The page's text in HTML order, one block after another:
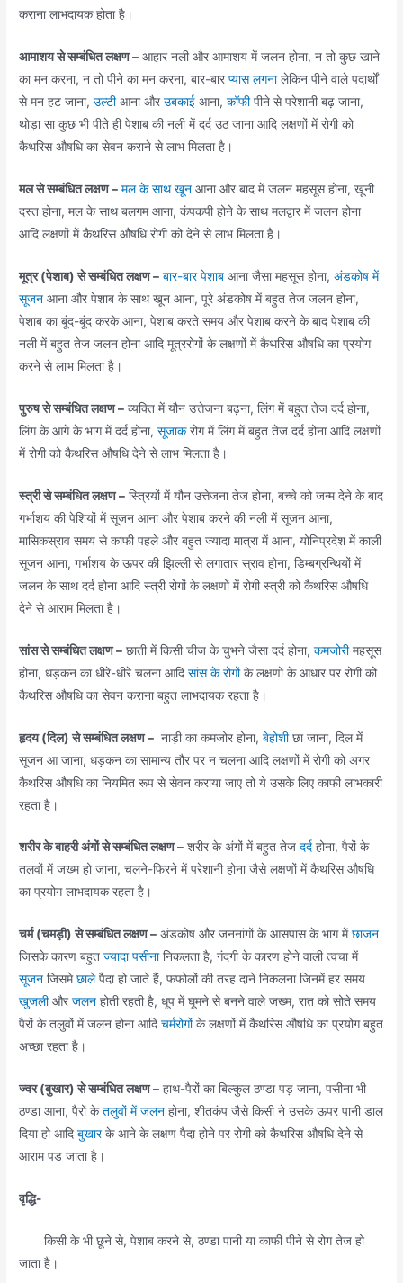
कराना लाभदायक होता है।
आमाशय से सम्बंधित लक्षण – आहार नली और आमाशय में जलन होना, न तो कुछ खाने
का मन करना, न तो पीने का मन करना, बार-बारप्यास लगनालेकिन पीने वाले पदार्थों
से मन हट जाना,उल्टीआना औरउबकाईआना,कॉफीपीने से परेशानी बढ़ जाना,
थोड़ा सा कुछ भी पीते ही पेशाब की नली में दर्द उठ जाना आदि लक्षणों में रोगी को
कैथरिस औषधि का सेवन कराने से लाभ मिलता है।
मल से सम्बंधित लक्षण – मल के साथ खून आना और बाद में जलन महसूस होना, खूनी
दस्त होना, मल के साथ बलगम आना, कंपकपी होने के साथ मलद्वार में जलन होना
आदि लक्षणों में कैथरिस औषधि रोगी को देने से लाभ मिलता है।
मूत्र (पेशाब) से सम्बंधित लक्षण – बार-बार पेशाब आना जैसा महसूस होना,अंडकोष में
सूजनआना और पेशाब के साथ खून आना, पूरे अंडकोष में बहुत तेज जलन होना,
पेशाब का बूंद-बूंद करके आना, पेशाब करते समय और पेशाब करने के बाद पेशाब की
नली में बहुत तेज जलन होना आदि मूत्ररोगों के लक्षणों में कैथरिस औषधि का प्रयोग
करने से लाभ मिलता है।
पुरुष से सम्बंधित लक्षण – व्यक्ति में यौन उत्तेजना बढ़ना, लिंग में बहुत तेज दर्द होना,
लिंग के आगे के भाग में दर्द होना,सूजाकरोग में लिंग में बहुत तेज दर्द होना आदि लक्षणों
में रोगी को कैथरिस औषधि देने से लाभ मिलता है।
स्त्री से सम्बंधित लक्षण – स्त्रियों में यौन उत्तेजना तेज होना, बच्चे को जन्म देने के बाद
गर्भाशय की पेशियों में सूजन आना और पेशाब करने की नली में सूजन आना,
मासिकस्राव समय से काफी पहले और बहुत ज्यादा मात्रा में आना, योनिप्रदेश में काली
सूजन आना, गर्भाशय के ऊपर की झिल्ली से लगातार स्राव होना, डिम्बग्रन्थियों में
जलन के साथ दर्द होना आदि स्त्री रोगों के लक्षणों में रोगी स्त्री को कैथरिस औषधि
देने से आराम मिलता है।
सांस से सम्बंधित लक्षण – छाती में किसी चीज के चुभने जैसा दर्द होना,कमजोरीमहसूस
होना, धड़कन का धीरे-धीरे चलना आदिसांस के रोगोंके लक्षणों के आधार पर रोगी को
कैथरिस औषधि का सेवन कराना बहुत लाभदायक रहता है।
हृदय (दिल) से सम्बंधित लक्षण – नाड़ी का कमजोर होना,बेहोशीछा जाना, दिल में
सूजन आ जाना, धड़कन का सामान्य तौर पर न चलना आदि लक्षणों में रोगी को अगर
कैथरिस औषधि का नियमित रूप से सेवन कराया जाए तो ये उसके लिए काफी लाभकारी
रहता है।
शरीर के बाहरी अंगों से सम्बंधित लक्षण – शरीर के अंगों में बहुत तेजदर्दहोना, पैरों के
तलवों में जख्म हो जाना, चलने-फिरने में परेशानी होना जैसे लक्षणों में कैथरिस औषधि
का प्रयोग लाभदायक रहता है।
चर्म (चमड़ी) से सम्बंधित लक्षण – अंडकोष और जननांगों के आसपास के भाग मेंछाजन
जिसके कारण बहुतज्यादा पसीनानिकलता है, गंदगी के कारण होने वाली त्वचा में
सूजनजिसमेछालेपैदा हो जाते हैं, फफोलों की तरह दाने निकलना जिनमें हर समय
खुजलीऔरजलनहोती रहती है, धूप में घूमने से बनने वाले जख्म, रात को सोते समय
पैरों के तलुवों में जलन होना आदिचर्मरोगोंके लक्षणों में कैथरिस औषधि का प्रयोग बहुत
अच्छा रहता है।
ज्वर (बुखार) से सम्बंधित लक्षण – हाथ-पैरों का बिल्कुल ठण्डा पड़ जाना, पसीना भी
ठण्डा आना, पैरों केतलुवों में जलन होना, शीतकंप जैसे किसी ने उसके ऊपर पानी डाल
दिया हो आदिबुखारके आने के लक्षण पैदा होने पर रोगी को कैथरिस औषधि देने से
आराम पड़ जाता है।
वृद्धि-
किसी के भी छूने से, पेशाब करने से, ठण्डा पानी या काफी पीने से रोग तेज हो
जाता है।